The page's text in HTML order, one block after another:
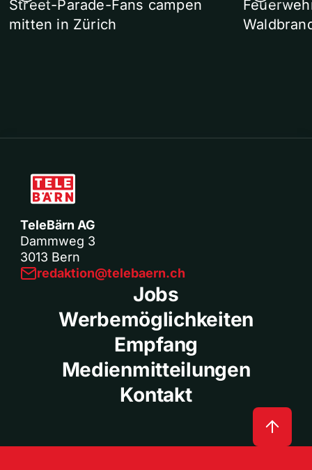
Street-Parade-Fans campen
mitten in Zürich
TeleBärn AG
Dammweg 3
3013 Bern
redaktion@telebaern.ch
Jobs
Werbemöglichkeiten
Empfang
Medienmitteilungen
Kontakt